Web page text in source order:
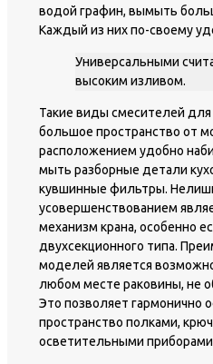
водой графин, вымыть
Каждый из них по-своему
Универсальными
высоким изливом.
Такие виды смесителей
большое пространство от
расположением удобно
мыть разборные детали
кувшинные фильтры.
усовершенствованием
механизм крана, особенно
двухсекционного типа.
моделей является
любом месте раковины, не
Это позволяет гармонично
пространство полками,
осветительными